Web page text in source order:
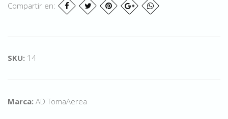
Compartir en:
SKU: 14
Marca: AD TomaAerea